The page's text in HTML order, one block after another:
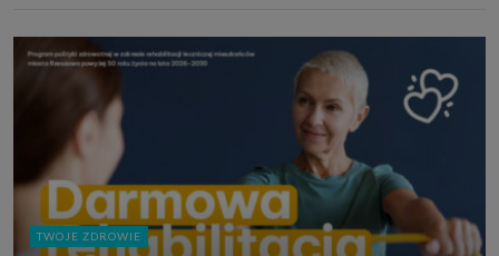
TWOJE ZDROWIE